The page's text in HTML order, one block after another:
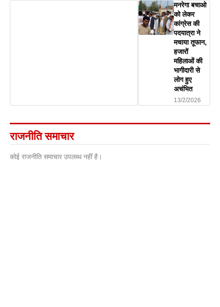
मनरेगा बचाओ
को लेकर
कांग्रेस की
पदयात्रा ने
मचाया तूफान,
हजारों
महिलाओं की
भागीदारी से
लोग हुए
अचंभित
13/2/2026
राजनीति समाचार
कोई राजनीति समाचार उपलब्ध नहीं है।